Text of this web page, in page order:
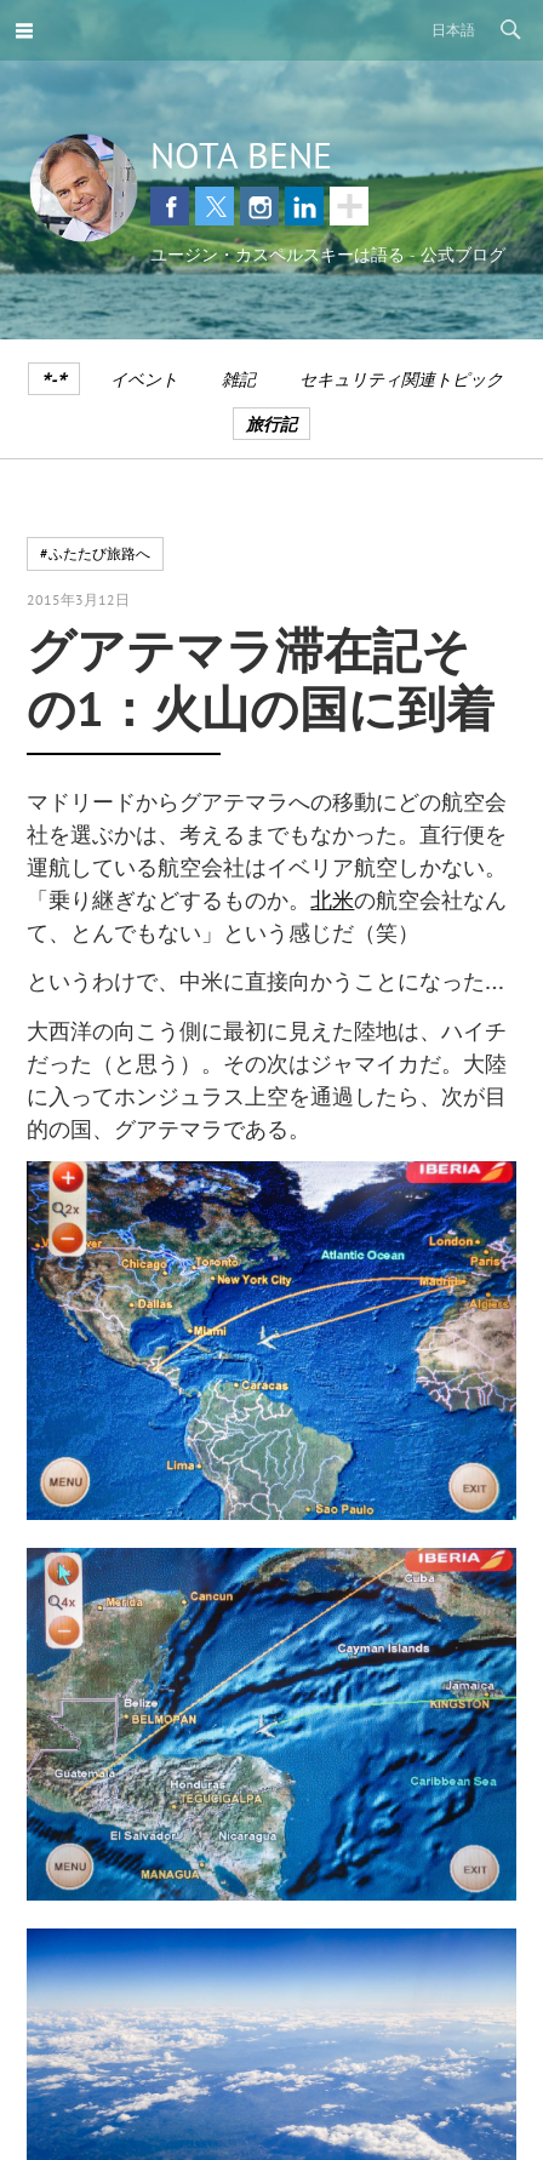
日本語
NOTA BENE
ユージン・カスペルスキーは語る - 公式ブログ
*-* イベント 雑記
セキュリティ関連トピック
旅行記
#ふたたび旅路へ
2015年3月12日
グアテマラ滞在記そ
の1：火山の国に到着
マドリードからグアテマラへの移動にどの航空会
社を選ぶかは、考えるまでもなかった。直行便を
運航している航空会社はイベリア航空しかない。
「乗り継ぎなどするものか。北米の航空会社なん
て、とんでもない」という感じだ（笑）
というわけで、中米に直接向かうことになった…
大西洋の向こう側に最初に見えた陸地は、ハイチ
だった（と思う）。その次はジャマイカだ。大陸
に入ってホンジュラス上空を通過したら、次が目
的の国、グアテマラである。